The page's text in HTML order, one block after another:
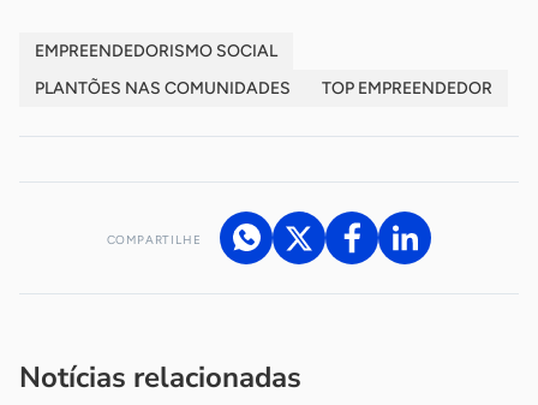
EMPREENDEDORISMO SOCIAL
PLANTÕES NAS COMUNIDADES
TOP EMPREENDEDOR
COMPARTILHE
Notícias relacionadas